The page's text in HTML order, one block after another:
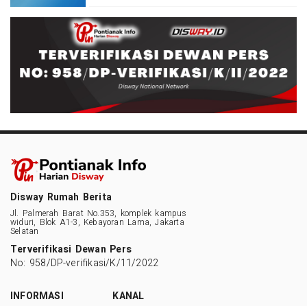
Disway Rumah Berita
Jl. Palmerah Barat No.353, komplek kampus
widuri, Blok A1-3, Kebayoran Lama, Jakarta
Selatan
Terverifikasi Dewan Pers
No: 958/DP-verifikasi/K/11/2022
INFORMASI
KANAL